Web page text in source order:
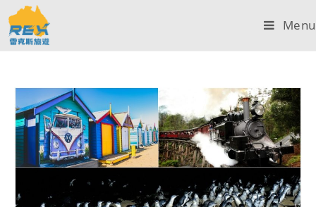
Menu